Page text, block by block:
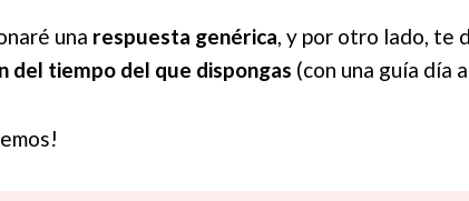
una respuesta genérica, y por otro lado, te
del tiempo del que dispongas (con una guía día